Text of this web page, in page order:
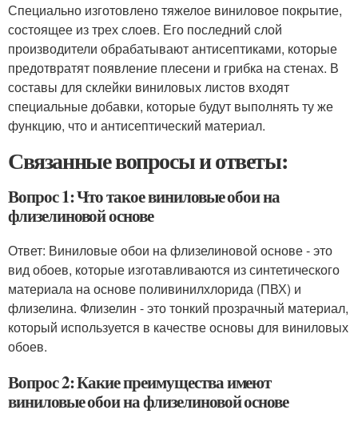
Специально изготовлено тяжелое виниловое покрытие,
состоящее из трех слоев. Его последний слой
производители обрабатывают антисептиками, которые
предотвратят появление плесени и грибка на стенах. В
составы для склейки виниловых листов входят
специальные добавки, которые будут выполнять ту же
функцию, что и антисептический материал.
Связанные вопросы и ответы:
Вопрос 1: Что такое виниловые обои на
флизелиновой основе
Ответ: Виниловые обои на флизелиновой основе - это
вид обоев, которые изготавливаются из синтетического
материала на основе поливинилхлорида (ПВХ) и
флизелина. Флизелин - это тонкий прозрачный материал,
который используется в качестве основы для виниловых
обоев.
Вопрос 2: Какие преимущества имеют
виниловые обои на флизелиновой основе